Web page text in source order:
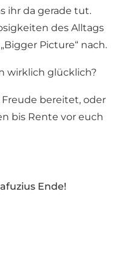
ihr da gerade tut.
des Alltags
Picture“ nach.
wirklich glücklich?
bereitet, oder
bis Rente vor euch
Ende!